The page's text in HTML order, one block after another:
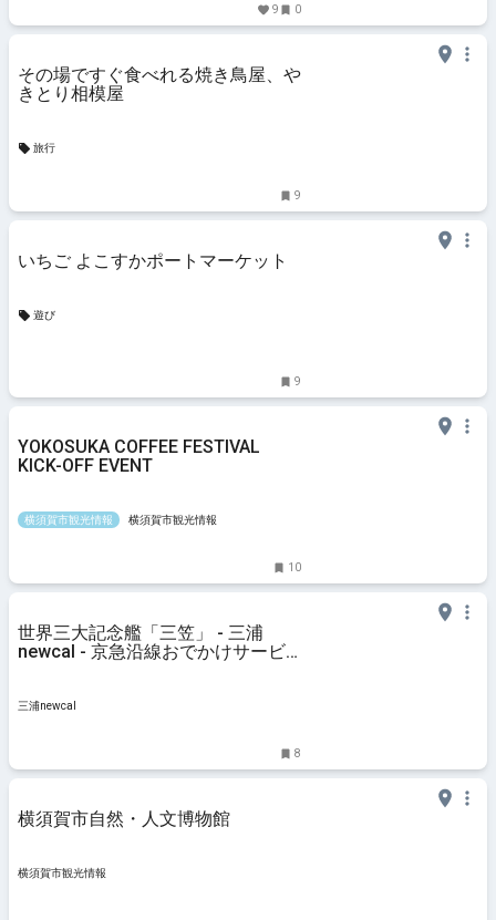
9 0
その場ですぐ食べれる焼き鳥屋、や
きとり相模屋
旅行
9
いちご よこすかポートマーケット
遊び
9
YOKOSUKA COFFEE FESTIVAL
KICK-OFF EVENT
横須賀市観光情報 横須賀市観光情報
10
世界三大記念艦「三笠」 - 三浦
newcal - 京急沿線おでかけサービ
三浦newcal
8
横須賀市自然・人文博物館
横須賀市観光情報